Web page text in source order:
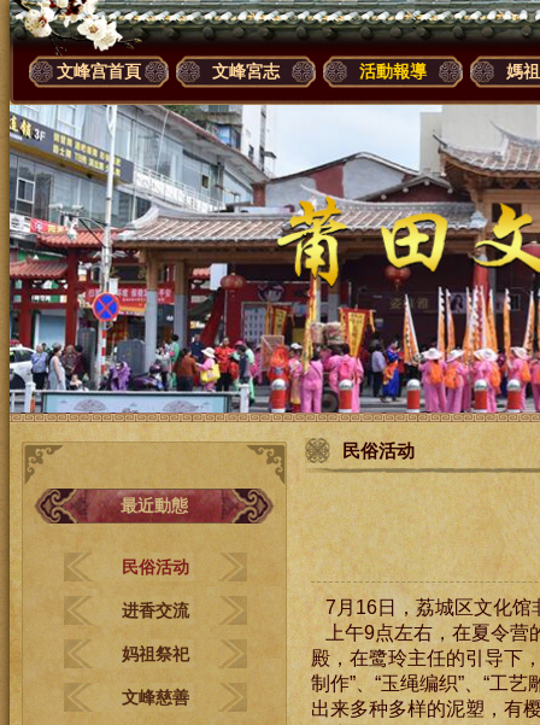
文峰宫首頁 文峰宮志 活動報導 媽
最近動態
民俗活动
进香交流
妈祖祭祀
文峰慈善
民俗活动
7月16日，荔城区文化馆
上午9点左右，在夏令营
殿，在鹭玲主任的引导下
制作”、“玉绳编织”、“工
出来多种多样的泥塑，有